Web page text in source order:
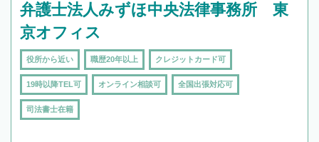
弁護士法人みずほ中央法律事務所 東
京オフィス
役所から近い 職歴20年以上 クレジットカード可
19時以降TEL可 オンライン相談可 全国出張対応可
司法書士在籍